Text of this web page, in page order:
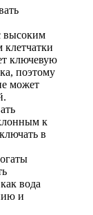
высоким
ключевую
поэтому
может
к
в
вода
и